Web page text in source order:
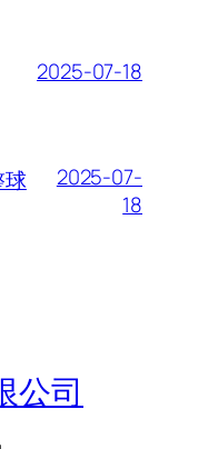
2025-07-18
球
2025-07-
18
公司